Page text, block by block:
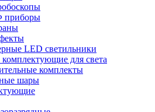
приборы
LED светильники
для света
комплекты
шары